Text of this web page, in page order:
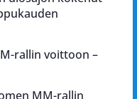
rallin voittoon –
MM-rallin